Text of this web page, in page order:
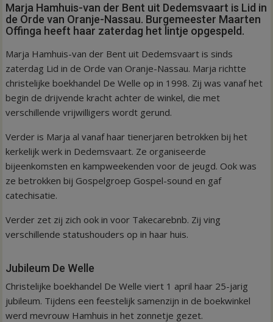
Marja Hamhuis-van der Bent uit Dedemsvaart is Lid in
de Orde van Oranje-Nassau. Burgemeester Maarten
Offinga heeft haar zaterdag het lintje opgespeld.
Marja Hamhuis-van der Bent uit Dedemsvaart is sinds
zaterdag Lid in de Orde van Oranje-Nassau. Marja richtte
christelijke boekhandel De Welle op in 1998. Zij was vanaf het
begin de drijvende kracht achter de winkel, die met
verschillende vrijwilligers wordt gerund.
Verder is Marja al vanaf haar tienerjaren betrokken bij het
kerkelijk werk in Dedemsvaart. Ze organiseerde
bijeenkomsten en kampweekenden voor de jeugd. Ook was
ze betrokken bij Gospelgroep Gospel-sound en gaf
catechisatie.
Verder zet zij zich ook in voor Takecarebnb. Zij ving
verschillende statushouders op in haar huis.
Jubileum De Welle
Christelijke boekhandel De Welle viert 1 april haar 25-jarig
jubileum. Tijdens een feestelijk samenzijn in de boekwinkel
werd mevrouw Hamhuis in het zonnetje gezet.